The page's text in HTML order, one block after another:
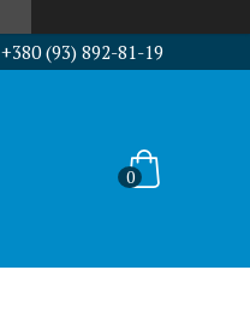
+380 (93) 892-81-19